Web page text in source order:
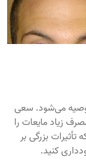
می‌شود. سعی
زیاد مایعات را
بزرگی بر
کنید.